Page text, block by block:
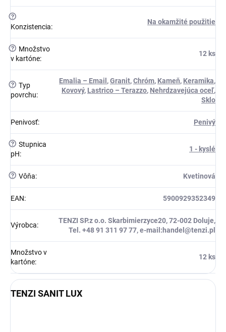
?
Konzistencia:
Na okamžité použitie
?
Množstvo
v kartóne:
12 ks
? Typ
povrchu:
Emalia – Email ,Granit,Chróm, Kameň, Keramika,
Kovový, Lastrico – Terazzo, Nehrdzavejúca oceľ,
Sklo
Penivosť: Penivý
? Stupnica
pH:
1 - kyslé
? Vôňa: Kvetinová
EAN: 5900929352349
Výrobca:
TENZI SP.z o.o. Skarbimierzyce20, 72-002 Doluje,
Tel. +48 91 311 97 77, e-mail:handel@tenzi.pl
Množstvo v
kartóne:
12 ks
TENZI SANIT LUX